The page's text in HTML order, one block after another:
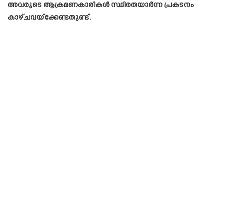
അവരുടെ ആക്രമണകാരികൾ സ്ഥിരതയാർന്ന പ്രകടനം
കാഴ്ചവയ്ക്കേണ്ടതുണ്ട്.